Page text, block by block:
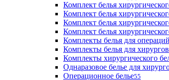
Комплект белья
Комплект белья
Комплект белья
Комплект белья
Комплекты белья для операций
Комплекты белья для хирургов
Комплекты хирургического
Однаразовое белье для
Операционное белье55